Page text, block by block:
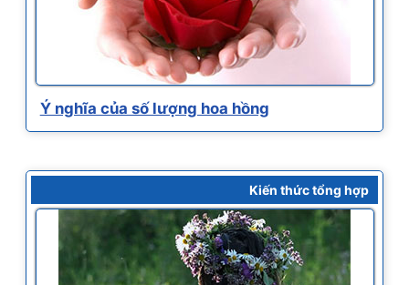
Ý nghĩa của số lượng hoa hồng
Kiến thức tổng hợp